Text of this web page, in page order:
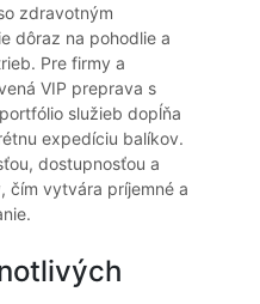
zdravotným
dôraz na pohodlie a
Pre firmy a
VIP preprava s
služieb dopĺňa
expedíciu balíkov.
dostupnosťou a
čím vytvára príjemné a